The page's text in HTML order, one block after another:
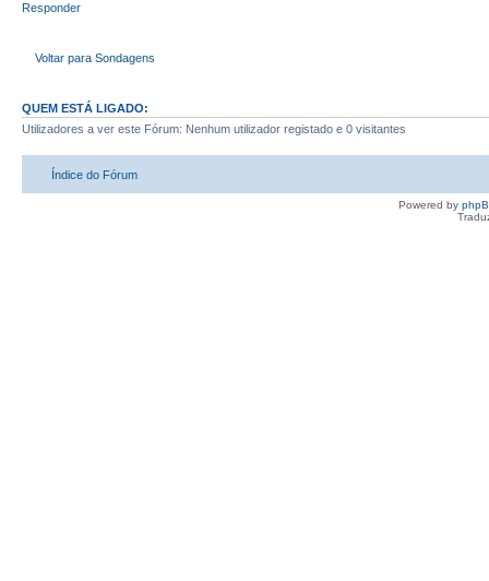
Responder
Voltar para Sondagens
QUEM ESTÁ LIGADO:
Utilizadores a ver este Fórum: Nenhum utilizador registado e 0 visitantes
Índice do Fórum
Powered by